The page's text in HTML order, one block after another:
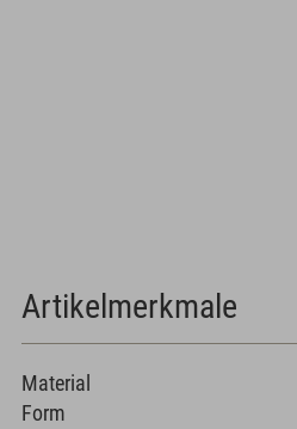
Artikelmerkmale
Material
Form